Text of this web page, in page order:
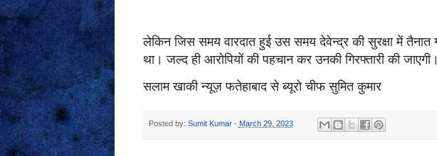
लेकिन जिस समय वारदात हुई उस समय देवेन्द्र की सुरक्षा में
था। जल्द ही आरोपियों की पहचान कर उनकी गिरफ्तारी की जाएगी।
सलाम खाकी न्यूज़ फतेहाबाद से ब्यूरो चीफ सुमित कुमार
Posted by: Sumit Kumar - March 29, 2023